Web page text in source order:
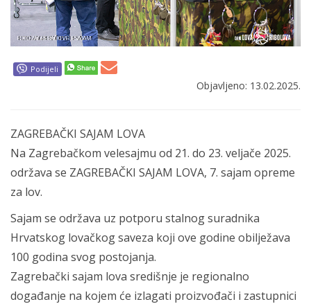
Podijeli
Objavljeno: 13.02.2025.
ZAGREBAČKI SAJAM LOVA
Na Zagrebačkom velesajmu od 21. do 23. veljače 2025.
održava se ZAGREBAČKI SAJAM LOVA, 7. sajam opreme
za lov.
Sajam se održava uz potporu stalnog suradnika
Hrvatskog lovačkog saveza koji ove godine obilježava
100 godina svog postojanja.
Zagrebački sajam lova središnje je regionalno
događanje na kojem će izlagati proizvođači i zastupnici